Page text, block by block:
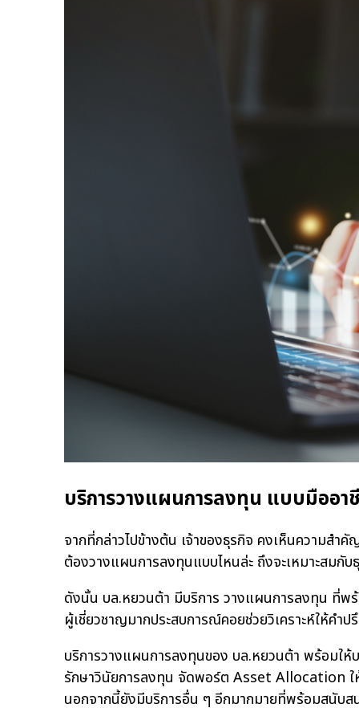
บริการวางแผนการลงทุน แบบมืออ
จากที่กล่าวไปข้างต้น เจ้าของธุรกิจ คงเห็นความสำ
ต้องวางแผนการลงทุนแบบไหนล่ะ ถึงจะเหมาะสมกั
ดังนั้น บล.หยวนต้า มีบริการ วางแผนการลงทุน ที่พ
ผู้เชี่ยวชาญมากประสบการณ์คอยช่วยวิเคราะห์ให้คำป
บริการวางแผนการลงทุนของ บล.หยวนต้า พร้อมใ
รักษาวินัยการลงทุน จัดพอร์ต Asset Allocation ให้
นอกจากนี้ยังมีบริการอื่น ๆ อีกมากมายที่พร้อมสนับส